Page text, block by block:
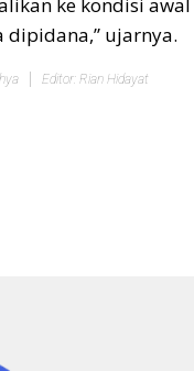
ke kondisi
ujarnya.
Editor: Rian Hidayat